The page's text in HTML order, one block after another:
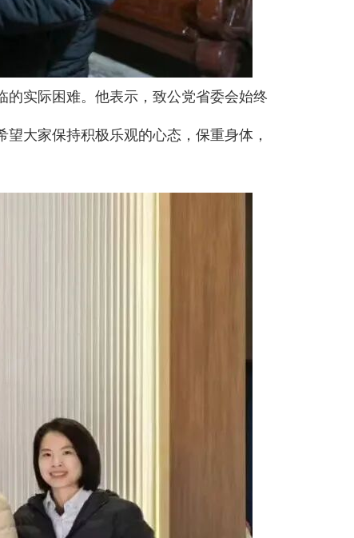
实际困难。他表示，致公党省委会始终
大家保持积极乐观的心态，保重身体，